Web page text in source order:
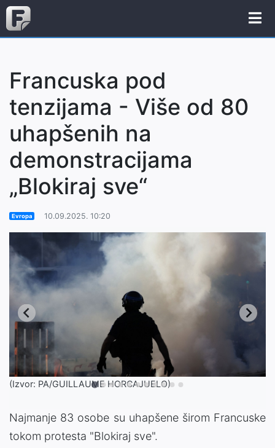
Francuska pod
tenzijama - Više od 80
uhapšenih na
demonstracijama
„Blokiraj sve“
Evropa 10.09.2025. 10:20
(Izvor: PA/GUILLAUME HORCAJUELO)
Najmanje 83 osobe su uhapšene širom Francuske
tokom protesta "Blokiraj sve".